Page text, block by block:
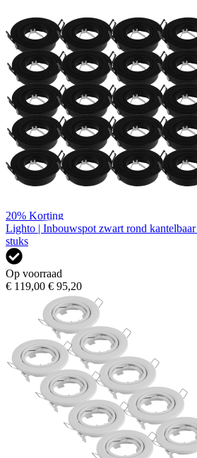
20% Korting
Lighto | Inbouwspot zwart rond
stuks
Op voorraad
€ 119,00 € 95,20